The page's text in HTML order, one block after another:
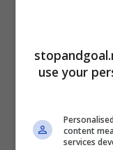
I viola cercano
interessato
valutazione ha
altri obiettivi.
per la
ultime ore, ha
use your
content
services